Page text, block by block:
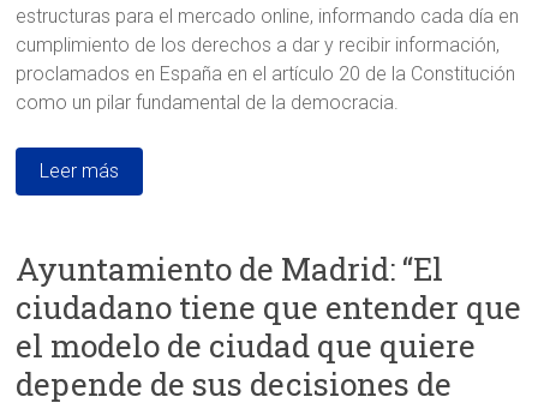
estructuras para el mercado online, informando cada día en
cumplimiento de los derechos a dar y recibir información,
proclamados en España en el artículo 20 de la Constitución
como un pilar fundamental de la democracia.
Leer más
Ayuntamiento de Madrid: “El
ciudadano tiene que entender que
el modelo de ciudad que quiere
depende de sus decisiones de